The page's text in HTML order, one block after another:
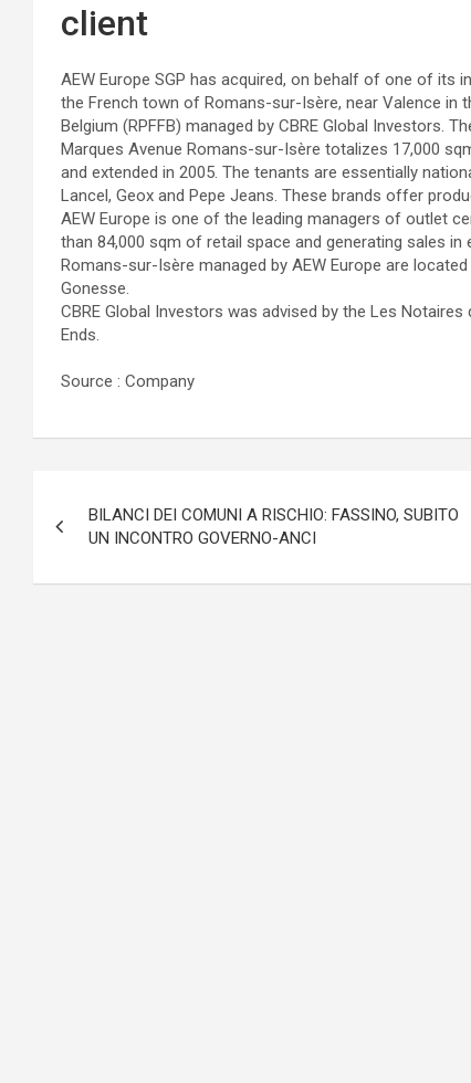
client
AEW Europe SGP has acquired, on behalf of one of its
the French town of Romans-sur-Isère, near Valence in
Belgium (RPFFB) managed by CBRE Global Investors.
Marques Avenue Romans-sur-Isère totalizes 17,000
and extended in 2005. The tenants are essentially
Lancel, Geox and Pepe Jeans. These brands offer
AEW Europe is one of the leading managers of outlet
than 84,000 sqm of retail space and generating sales
Romans-sur-Isère managed by AEW Europe are
Gonesse.
CBRE Global Investors was advised by the Les
Ends.
Source : Company
articoli
BILANCI DEI COMUNI A RISCHIO: FASSINO, SUBITO
UN INCONTRO GOVERNO-ANCI